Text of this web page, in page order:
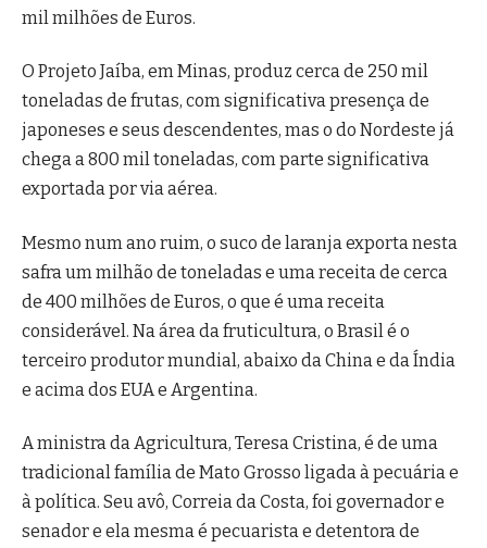
mil milhões de Euros.
O Projeto Jaíba, em Minas, produz cerca de 250 mil
toneladas de frutas, com significativa presença de
japoneses e seus descendentes, mas o do Nordeste já
chega a 800 mil toneladas, com parte significativa
exportada por via aérea.
Mesmo num ano ruim, o suco de laranja exporta nesta
safra um milhão de toneladas e uma receita de cerca
de 400 milhões de Euros, o que é uma receita
considerável. Na área da fruticultura, o Brasil é o
terceiro produtor mundial, abaixo da China e da Índia
e acima dos EUA e Argentina.
A ministra da Agricultura, Teresa Cristina, é de uma
tradicional família de Mato Grosso ligada à pecuária e
à política. Seu avô, Correia da Costa, foi governador e
senador e ela mesma é pecuarista e detentora de